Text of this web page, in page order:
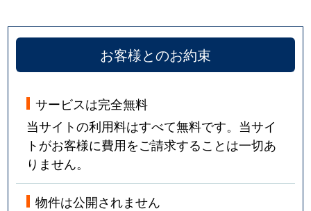
お客様とのお約束
サービスは完全無料
当サイトの利用料はすべて無料です。当サイ
トがお客様に費用をご請求することは一切あ
りません。
物件は公開されません